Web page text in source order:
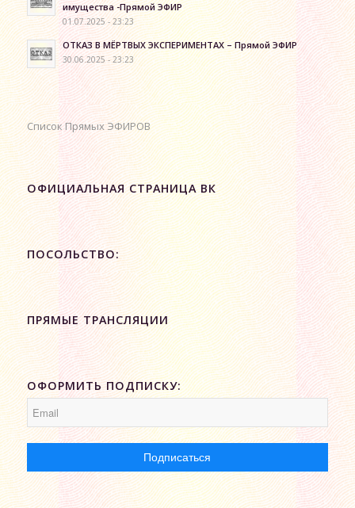
имущества -Прямой ЭФИР
01.07.2025 - 23:23
ОТКАЗ В МЁРТВЫХ ЭКСПЕРИМЕНТАХ – Прямой ЭФИР
30.06.2025 - 23:23
Список Прямых ЭФИРОВ
ОФИЦИАЛЬНАЯ СТРАНИЦА ВК
ПОСОЛЬСТВО:
ПРЯМЫЕ ТРАНСЛЯЦИИ
ОФОРМИТЬ ПОДПИСКУ: